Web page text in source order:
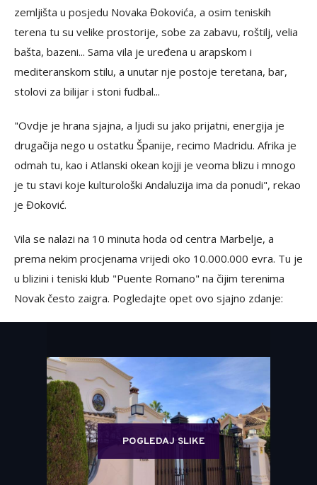
zemljišta u posjedu Novaka Đokovića, a osim teniskih
terena tu su velike prostorije, sobe za zabavu, roštilj, velia
bašta, bazeni... Sama vila je uređena u arapskom i
mediteranskom stilu, a unutar nje postoje teretana, bar,
stolovi za bilijar i stoni fudbal...
"Ovdje je hrana sjajna, a ljudi su jako prijatni, energija je
drugačija nego u ostatku Španije, recimo Madridu. Afrika je
odmah tu, kao i Atlanski okean kojji je veoma blizu i mnogo
je tu stavi koje kulturološki Andaluzija ima da ponudi", rekao
je Đoković.
Vila se nalazi na 10 minuta hoda od centra Marbelje, a
prema nekim procjenama vrijedi oko 10.000.000 evra. Tu je
u blizini i teniski klub "Puente Romano" na čijim terenima
Novak često zaigra. Pogledajte opet ovo sjajno zdanje:
POGLEDAJ SLIKE